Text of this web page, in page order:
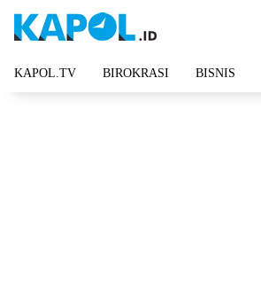
KAPOL.TV BIROKRASI BISNIS